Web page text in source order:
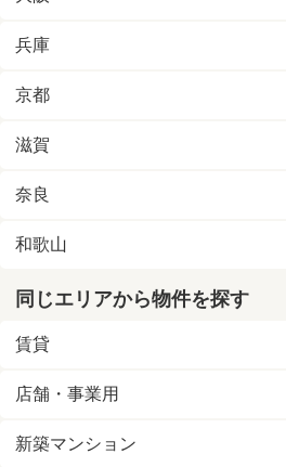
兵庫
京都
滋賀
奈良
和歌山
同じエリアから物件を探す
賃貸
店舗・事業用
新築マンション